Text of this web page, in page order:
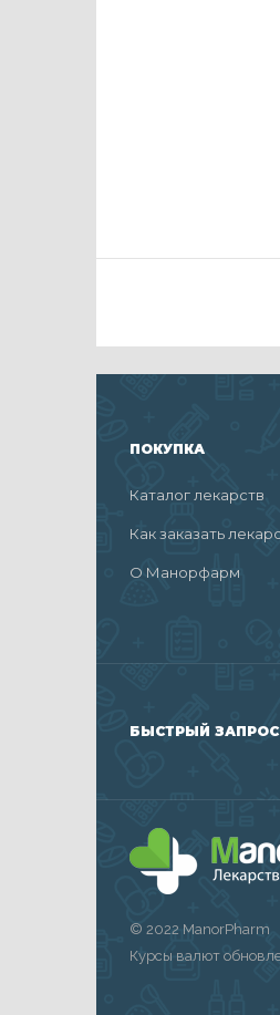
ПОКУПКА
Каталог лекарств
Как заказать
О Манорфарм
БЫСТРЫЙ
© 2022 ManorPharm
Курсы валют